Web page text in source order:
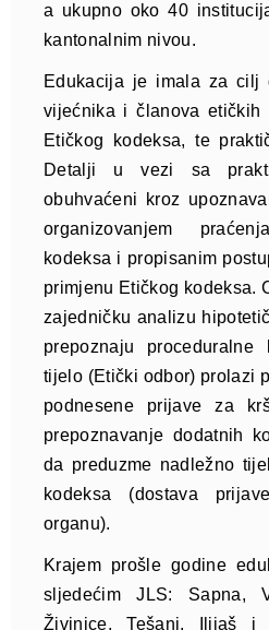
a ukupno oko 40
kantonalnim nivou.
Edukacija je imala za cilj
vijećnika i članova etičkih
Etičkog kodeksa, te
Detalji u vezi sa
obuhvaćeni kroz
organizovanjem
kodeksa i propisanim
primjenu Etičkog kodeksa.
zajedničku analizu
prepoznaju
tijelo (Etički odbor) prolazi
podnesene prijave za
prepoznavanje dodatnih
da preduzme nadležno
kodeksa (dostava
organu).
Krajem prošle godine
sljedećim JLS: Sapna,
Živinice, Tešanj, Ilijaš i